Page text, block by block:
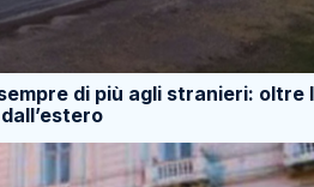
di più agli stranieri: oltre